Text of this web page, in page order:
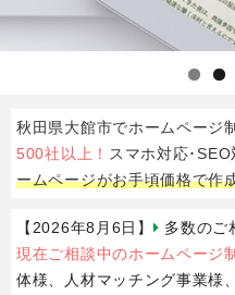
秋田県大館市でホームページ
500社以上！ スマホ対応･SEO
ームページがお手頃価格で作
【2026年8月6日】
多数のご
現在ご相談中のホームページ
体様、人材マッチング事業様